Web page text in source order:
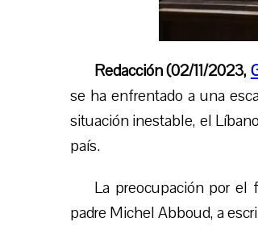
Redacción (02/11/2023,
se ha enfrentado a una
situación inestable, el
país.
La preocupación por
padre Michel Abboud, a